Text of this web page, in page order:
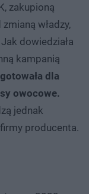
zakupioną
władzy,
dowiedziała
kampanią
dla
owocowe.
jednak
producenta.